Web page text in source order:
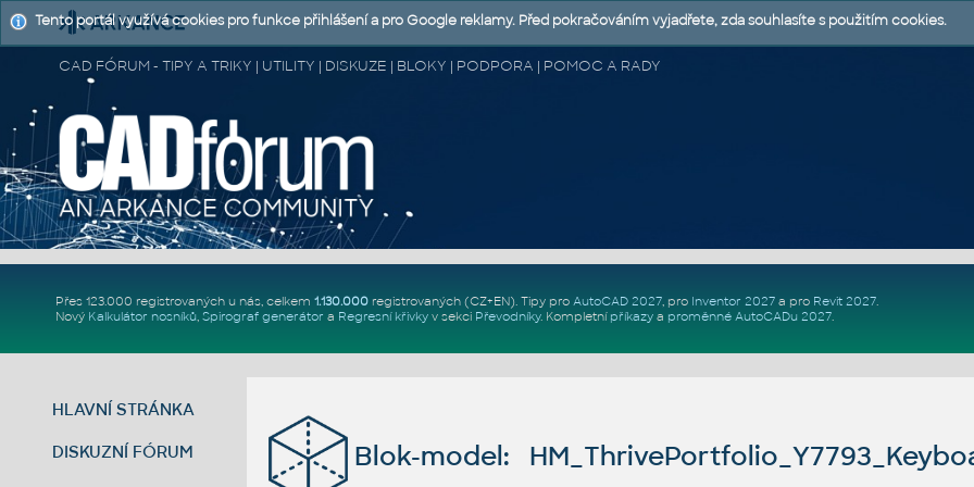
CAD FÓRUM - TIPY A TRIKY | UTILITY | DISKUZE | BLOKY | PODPORA | POMOC A RADY
Přes 123.000 registrovaných u nás, celkem 1.130.000registrovaných (CZ+EN). Tipy pro AutoCAD 2027, pro Inventor 2027a pro Revit 2027.
Nový Kalkulátor nosníků, Spirograf generátor a Regresní křivkyv sekci Převodníky. Kompletní příkazya proměnné AutoCADu 2027.
HLAVNÍ STRÁNKA
DISKUZNÍ FÓRUM Blok-model:
Tento portál využívá cookies pro funkce přihlášení a pro Google reklamy. Před pokračováním vyjadřete, zda souhlasíte s použitím cookies.